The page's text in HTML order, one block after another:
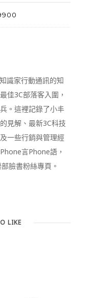
識家行動通訊的知
佳3C部落客入圍，
。這裡記錄了小丰
見解、最新3C科技
一些行銷與管理經
言Phone語，
臉書粉絲專頁。
LIKE